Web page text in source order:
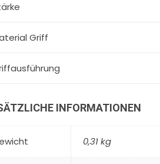
Griff
INFORMATIONEN
0,31 kg